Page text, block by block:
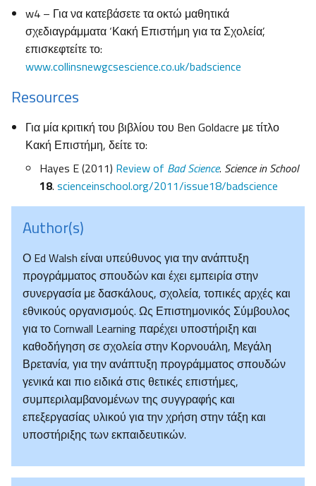
w4 – Για να κατεβάσετε τα οκτώ μαθητικά
σχεδιαγράμματα ‘Κακή Επιστήμη για τα Σχολεία’,
επισκεφτείτε το:
www.collinsnewgcsescience.co.uk/badscience
Resources
Για μία κριτική του βιβλίου του Ben Goldacre με τίτλο
Κακή Επιστήμη, δείτε το:
Hayes E (2011) Review of Bad Science. Science in School
18. scienceinschool.org/2011/issue18/badscience
Author(s)
Ο Ed Walsh είναι υπεύθυνος για την ανάπτυξη
προγράμματος σπουδών και έχει εμπειρία στην
συνεργασία με δασκάλους, σχολεία, τοπικές αρχές και
εθνικούς οργανισμούς. Ως Επιστημονικός Σύμβουλος
για το Cornwall Learning παρέχει υποστήριξη και
καθοδήγηση σε σχολεία στην Κορνουάλη, Μεγάλη
Βρετανία, για την ανάπτυξη προγράμματος σπουδών
γενικά και πιο ειδικά στις θετικές επιστήμες,
συμπεριλαμβανομένων της συγγραφής και
επεξεργασίας υλικού για την χρήση στην τάξη και
υποστήριξης των εκπαιδευτικών.